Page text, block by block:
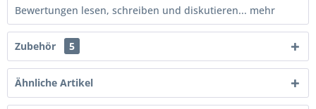
Bewertungen lesen, schreiben und diskutieren... mehr
Zubehör 5
Ähnliche Artikel